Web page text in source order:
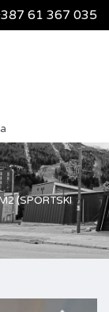
61 367 035
(SPORTSKI